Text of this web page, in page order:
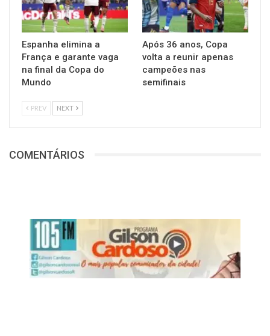
Espanha elimina a
França e garante vaga
na final da Copa do
Mundo
Após 36 anos, Copa
volta a reunir apenas
campeões nas
semifinais
PREV NEXT
COMENTÁRIOS